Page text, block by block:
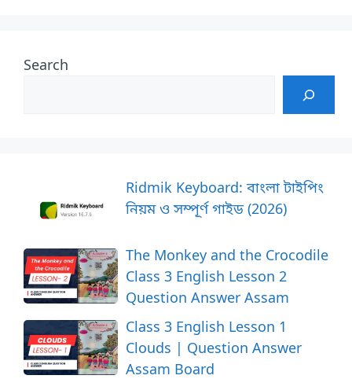
Search
Ridmik Keyboard: বাংলা টাইপিং
নিয়ম ও সম্পূর্ণ গাইড (2026)
The Monkey and the Crocodile
Class 3 English Lesson 2
Question Answer Assam
Class 3 English Lesson 1
Clouds | Question Answer
Assam Board